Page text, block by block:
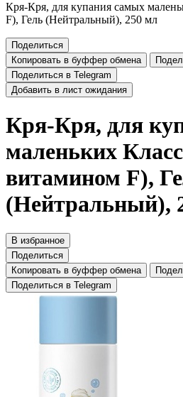
Кря-Кря, для купания самых
F), Гель (Нейтральный), 250 мл
Поделиться
Копировать в буффер обмена
Поделиться в Telegram
Добавить в лист ожидания
Кря-Кря, для
маленьких
витамином F),
(Нейтральный),
В избранное
Поделиться
Копировать в буффер обмена
Поделиться в Telegram